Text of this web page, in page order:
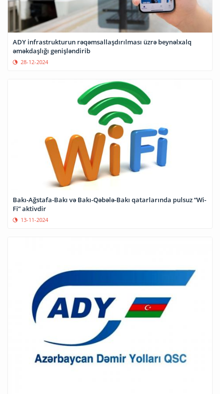
ADY infrastrukturun rəqəmsallaşdırılması üzrə beynəlxalq
əməkdaşlığı genişləndirib
28-12-2024
Bakı-Ağstafa-Bakı və Bakı-Qəbələ-Bakı qatarlarında pulsuz “Wi-
Fi” aktivdir
13-11-2024